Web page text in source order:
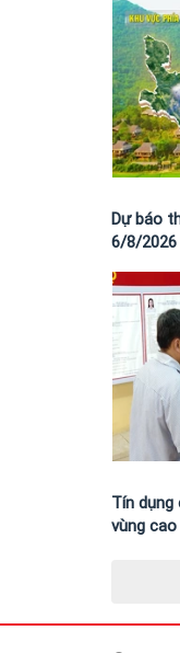
Dự báo
6/8/2026
Tín
vùng cao